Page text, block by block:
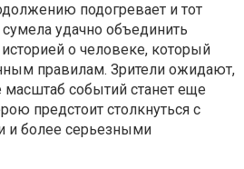
подогревает и тот
сумела удачно объединить
о человеке, который
правилам. Зрители ожидают,
событий станет еще
предстоит столкнуться с
и более серьезными